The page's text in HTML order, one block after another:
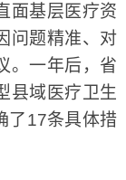
面基层医疗资
问题精准、对
。一年后，省
县域医疗卫生
了17条具体措